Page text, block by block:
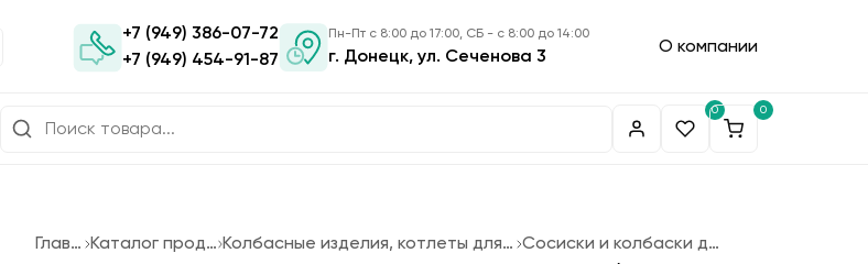
+7 (949) 386-07-72
+7 (949) 454-91-87
Пн-Пт с 8:00 до 17:00, СБ - с 8:00 до 14:00
г. Донецк, ул. Сеченова 3
О компании
0 0
Главная Каталог продукции Колбасные изделия, котлеты для фаст-фуда Сосиски и колбаски для жарки